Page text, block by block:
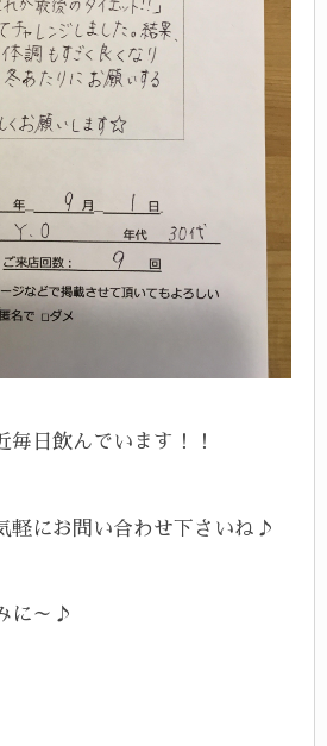
毎日飲んでいます！！
軽にお問い合わせ下さいね♪
に～♪